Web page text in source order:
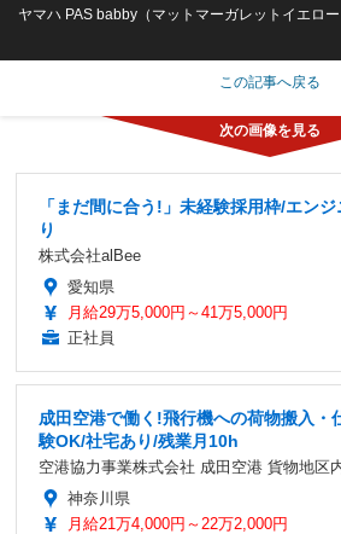
ヤマハ PAS babby（マットマーガレットイエロー
この記事へ戻る
「まだ間に合う!」未経験採用枠/エン
り
株式会社alBee
愛知県
月給29万5,000円～41万5,000円
正社員
成田空港で働く!飛行機への荷物搬入・
験OK/社宅あり/残業月10h
空港協力事業株式会社 成田空港 貨物地区
神奈川県
月給21万4,000円～22万2,000円